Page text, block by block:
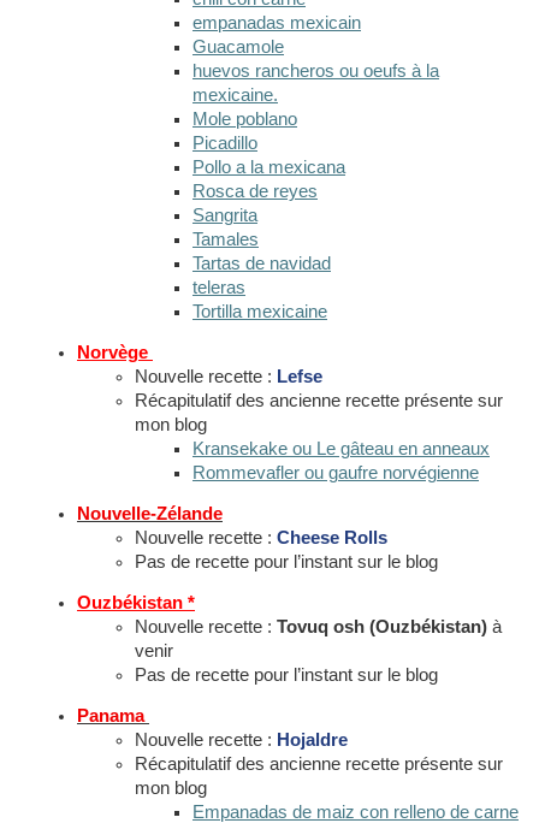
empanadas mexicain
Guacamole
huevos rancheros ou oeufs à la
mexicaine.
Mole poblano
Picadillo
Pollo a la mexicana
Rosca de reyes
Sangrita
Tamales
Tartas de navidad
teleras
Tortilla mexicaine
Norvège
Nouvelle recette : Lefse
Récapitulatif des ancienne recette présente sur
mon blog
Kransekake ou Le gâteau en anneaux
Rommevafler ou gaufre norvégienne
Nouvelle-Zélande
Nouvelle recette : Cheese Rolls
Pas de recette pour l’instant sur le blog
Ouzbékistan *
Nouvelle recette : Tovuq osh (Ouzbékistan) à
venir
Pas de recette pour l’instant sur le blog
Panama
Nouvelle recette : Hojaldre
Récapitulatif des ancienne recette présente sur
mon blog
Empanadas de maiz con relleno de carne